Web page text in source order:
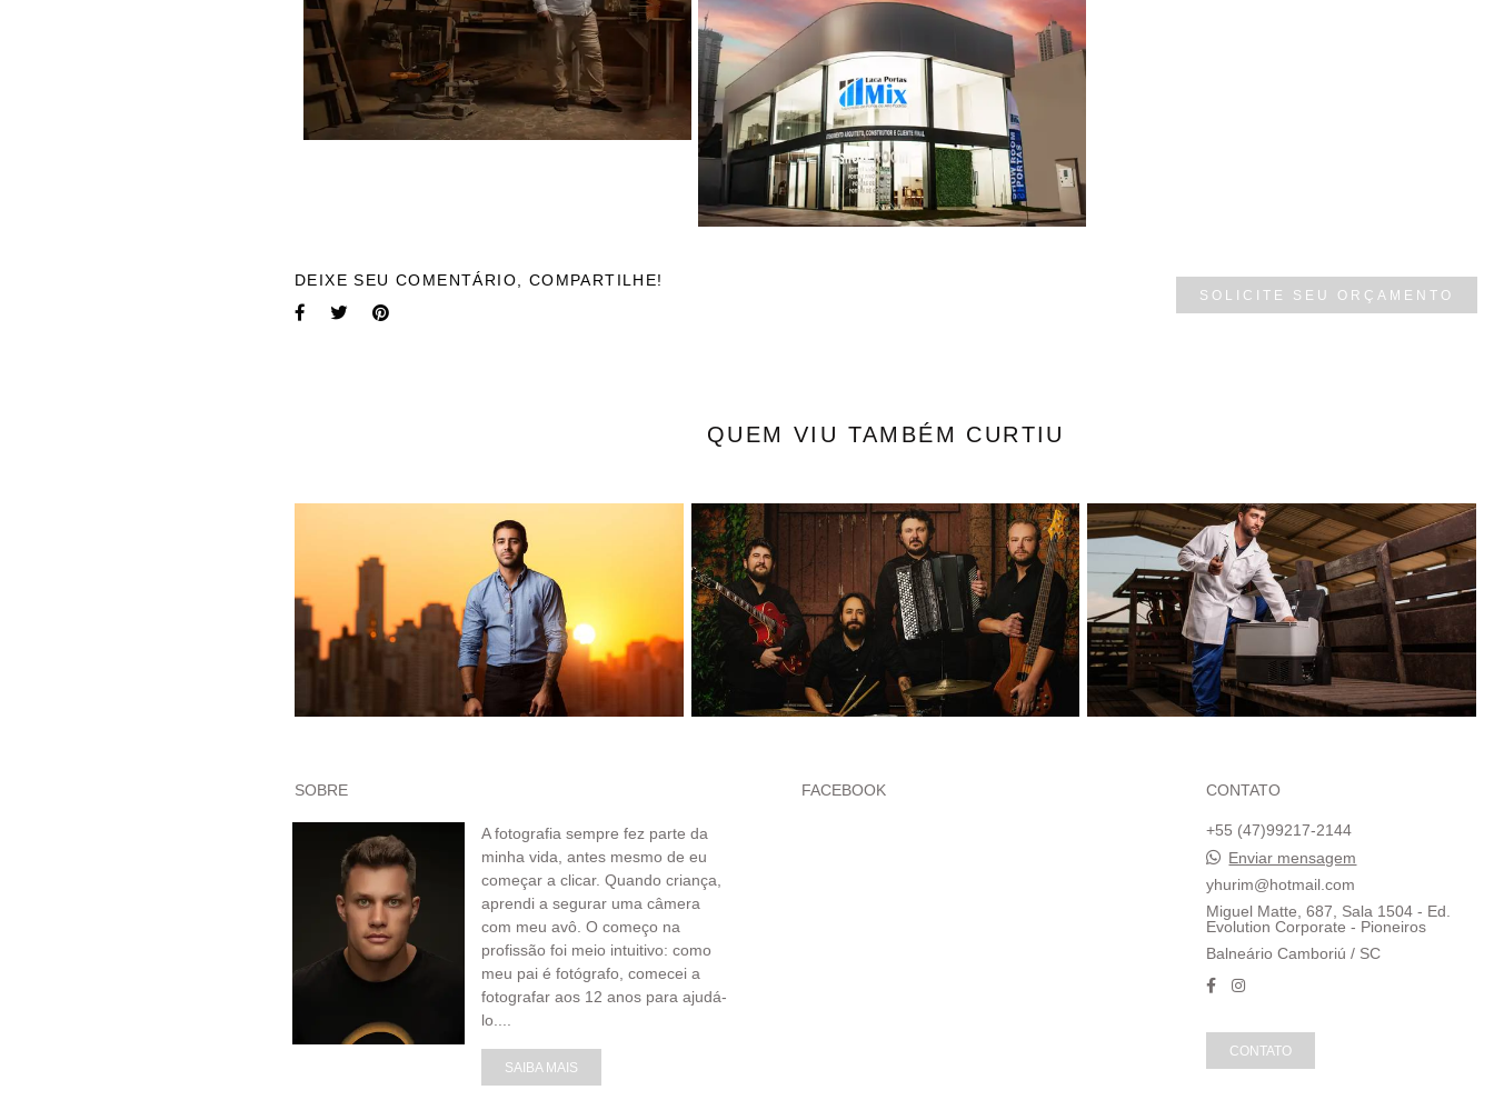
DEIXE SEU COMENTÁRIO, COMPARTILHE!
SOLICITE SEU ORÇAMENTO
QUEM VIU TAMBÉM CURTIU
SOBRE
A fotografia sempre fez parte da
minha vida, antes mesmo de eu
começar a clicar. Quando criança,
aprendi a segurar uma câmera
com meu avô. O começo na
profissão foi meio intuitivo: como
meu pai é fotógrafo, comecei a
fotografar aos 12 anos para ajudá-
lo....
SAIBA MAIS
FACEBOOK CONTATO
+55 (47)99217-2144
Enviar mensagem
yhurim@hotmail.com
Miguel Matte, 687, Sala 1504 - Ed.
Evolution Corporate - Pioneiros
Balneário Camboriú / SC
CONTATO